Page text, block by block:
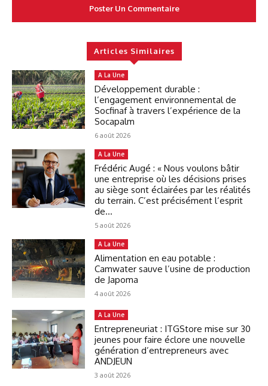
Articles Similaires
A La Une
Développement durable :
l’engagement environnemental de
Socfinaf à travers l’expérience de la
Socapalm
6 août 2026
A La Une
Frédéric Augé : « Nous voulons bâtir
une entreprise où les décisions prises
au siège sont éclairées par les réalités
du terrain. C’est précisément l’esprit
de...
5 août 2026
A La Une
Alimentation en eau potable :
Camwater sauve l’usine de production
de Japoma
4 août 2026
A La Une
Entrepreneuriat : ITGStore mise sur 30
jeunes pour faire éclore une nouvelle
génération d’entrepreneurs avec
ANDJEUN
3 août 2026